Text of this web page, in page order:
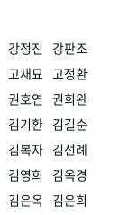
강정진
강판조
고재묘 고정환
권호연 권희완
김기환 김길순
김복자 김선례
김영희
김옥경
김은옥 김은희